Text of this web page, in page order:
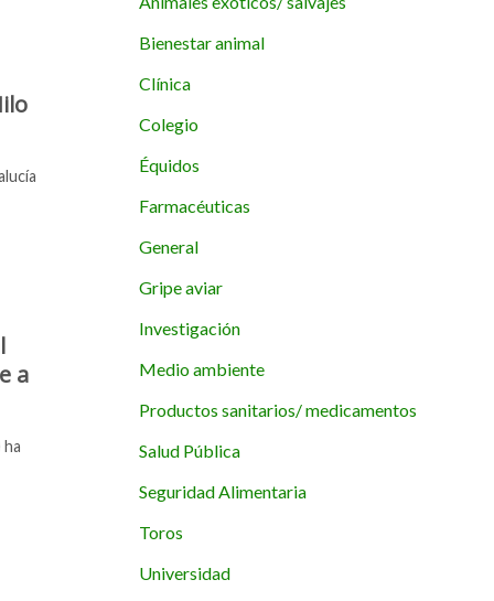
a
Bienestar animal
Clínica
Colegio
Équidos
Farmacéuticas
General
Gripe aviar
Investigación
Medio ambiente
Productos sanitarios/ medicamentos
Salud Pública
Seguridad Alimentaria
Toros
Universidad